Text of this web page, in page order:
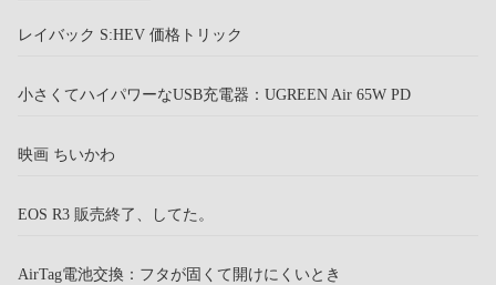
レイバック S:HEV 価格トリック
小さくてハイパワーなUSB充電器：UGREEN Air 65W PD
映画 ちいかわ
EOS R3 販売終了、してた。
AirTag電池交換：フタが固くて開けにくいとき